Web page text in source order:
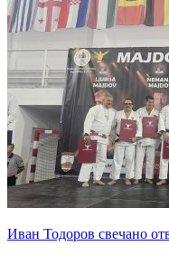
Иван Тодоров свечано